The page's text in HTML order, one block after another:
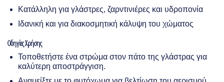
Κατάλληλη για γλάστρες, ζαρντινιέρες και υδροπονία
Ιδανική και για διακοσμητική κάλυψη του χώματος
Οδηγίες Χρήσης
Τοποθετήστε ένα στρώμα στον πάτο της γλάστρας για
καλύτερη αποστράγγιση.